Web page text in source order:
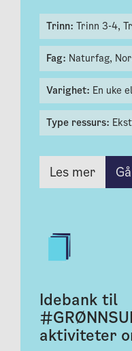
Trinn: Trinn 3-4,
Fag: Naturfag,
Varighet: En uke
Type ressurs:
Les mer
Idebank til
aktiviteter